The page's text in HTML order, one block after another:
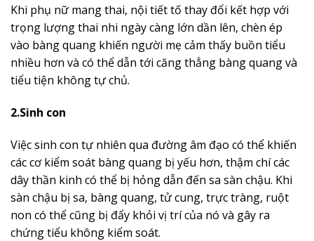
Khi phụ nữ mang thai, nội tiết tố thay đổi kết hợp với
trọng lượng thai nhi ngày càng lớn dần lên, chèn ép
vào bàng quang khiến người mẹ cảm thấy buồn tiểu
nhiều hơn và có thể dẫn tới căng thẳng bàng quang và
tiểu tiện không tự chủ.
2.Sinh con
Việc sinh con tự nhiên qua đường âm đạo có thể khiến
các cơ kiểm soát bàng quang bị yếu hơn, thậm chí các
dây thần kinh có thể bị hỏng dẫn đến sa sàn chậu. Khi
sàn chậu bị sa, bàng quang, tử cung, trực tràng, ruột
non có thể cũng bị đẩy khỏi vị trí của nó và gây ra
chứng tiểu không kiểm soát.